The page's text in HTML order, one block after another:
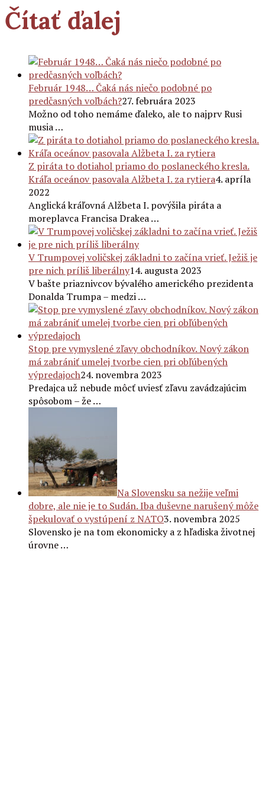
Čítať ďalej
Február 1948… Čaká nás niečo podobné po
predčasných voľbách?27. februára 2023
Možno od toho nemáme ďaleko, ale to najprv Rusi
musia …
Z piráta to dotiahol priamo do poslaneckého kresla.
Kráľa oceánov pasovala Alžbeta I. za rytiera4. apríla
2022
Anglická kráľovná Alžbeta I. povýšila piráta a
moreplavca Francisa Drakea …
V Trumpovej voličskej základni to začína vrieť. Ježiš je
pre nich príliš liberálny14. augusta 2023
V bašte priaznivcov bývalého amerického prezidenta
Donalda Trumpa – medzi …
Stop pre vymyslené zľavy obchodníkov. Nový zákon
má zabrániť umelej tvorbe cien pri obľúbených
výpredajoch24. novembra 2023
Predajca už nebude môcť uviesť zľavu zavádzajúcim
spôsobom – že …
Na Slovensku sa nežije veľmi
dobre, ale nie je to Sudán. Iba duševne narušený môže
špekulovať o vystúpení z NATO3. novembra 2025
Slovensko je na tom ekonomicky a z hľadiska životnej
úrovne …